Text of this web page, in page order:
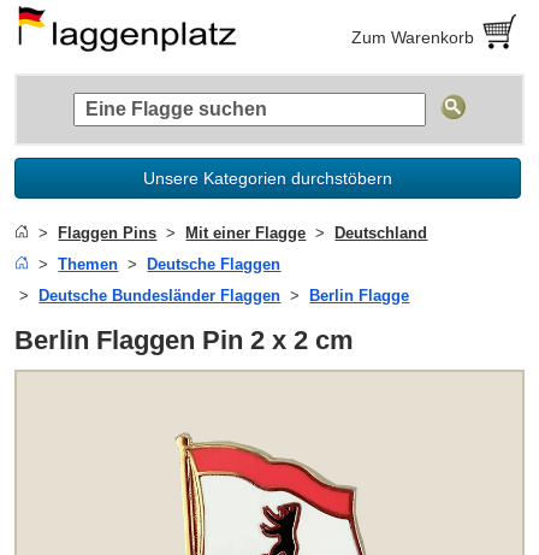
Zum Warenkorb
Unsere Kategorien durchstöbern
Flaggen Pins Mit einer Flagge
Deutschland
Themen
Deutsche Flaggen
Deutsche Bundesländer Flaggen
Berlin Flagge
Berlin Flaggen Pin 2 x 2 cm